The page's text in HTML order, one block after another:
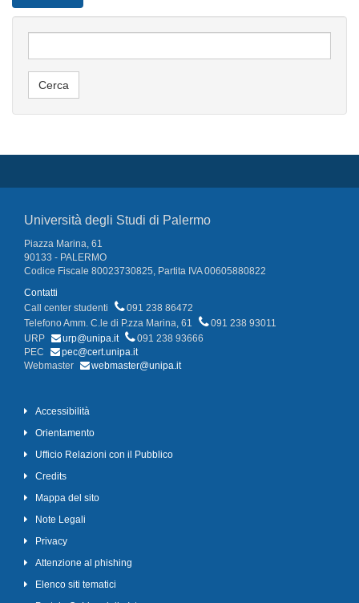
Università degli Studi di Palermo
Piazza Marina, 61
90133 - PALERMO
Codice Fiscale 80023730825, Partita IVA 00605880822
Contatti
Call center studenti
091 238 86472
Telefono Amm. C.le di P.zza Marina, 61
091 238 93011
URP
urp@unipa.it
091 238 93666
PEC
pec@cert.unipa.it
Webmaster
webmaster@unipa.it
Accessibilità
Orientamento
Ufficio Relazioni con il Pubblico
Credits
Mappa del sito
Note Legali
Privacy
Attenzione al phishing
Elenco siti tematici